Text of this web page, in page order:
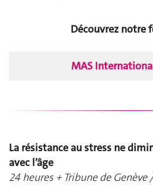
Découvrez notre
MAS
La résistance au stress ne
avec l’âge
24 heures + Tribune de Genève